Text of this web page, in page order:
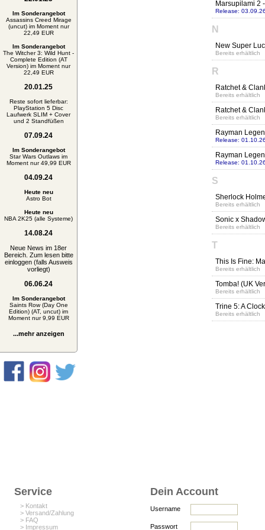
Im Sonderangebot
Assassins Creed Mirage
(uncut) im Moment nur
22,49 EUR
Im Sonderangebot
The Witcher 3: Wild Hunt -
Complete Edition (AT
Version) im Moment nur
22,49 EUR
20.01.25
Reste sofort lieferbar:
PlayStation 5 Disc
Laufwerk SLIM + Cover
und 2 Standfüßen
07.09.24
Im Sonderangebot
Star Wars Outlaws im
Moment nur 49,99 EUR
04.09.24
Heute neu
Astro Bot
Heute neu
NBA 2K25 (alle Systeme)
14.08.24
Neue News im 18er
Bereich. Zum lesen bitte
einloggen (falls Ausweis
vorliegt)
06.06.24
Im Sonderangebot
Saints Row (Day One
Edition) (AT, uncut) im
Moment nur 9,99 EUR
...mehr anzeigen
Marsupilami 2
Release:
N
New Super
Bereits erhältlich
R
Ratchet &
Bereits erhältlich
Ratchet &
Bereits erhältlich
Rayman
Release:
Rayman
Release:
S
Sherlock
Bereits erhältlich
Sonic x
Bereits erhältlich
T
This Is Fine:
Bereits erhältlich
Tomba! (UK
Bereits erhältlich
Trine 5: A
Bereits erhältlich
Service
> Kontakt
> Versand/Zahlung
> FAQ
> Impressum
Dein Account
Username
Passwort